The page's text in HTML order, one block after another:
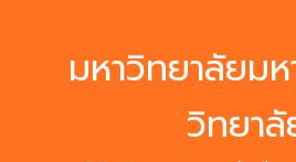
มหาวิทยาลัยม
วิทยา